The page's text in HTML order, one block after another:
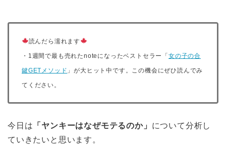
読んだら濡れます
・1週間で最も売れたnoteになったベストセラー「女の子の合
鍵GETメソッド 」が大ヒット中です。この機会にぜひ読んでみ
てください。
今日は 「ヤンキーはなぜモテるのか」 について分析し
ていきたいと思います。